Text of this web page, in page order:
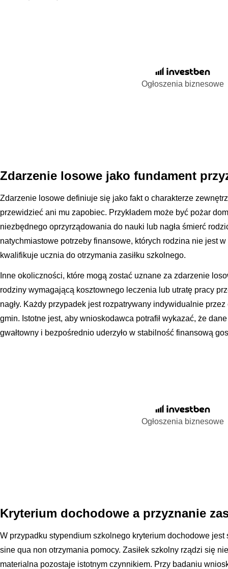
Ogłoszenia biznesowe
Zdarzenie losowe jako fundament
Zdarzenie losowe definiuje się jako fakt o charakterze
przewidzieć ani mu zapobiec. Przykładem może być pożar
niezbędnego oprzyrządowania do nauki lub nagła śmierć
natychmiastowe potrzeby finansowe, których rodzina nie jest
kwalifikuje ucznia do otrzymania zasiłku szkolnego.
Inne okoliczności, które mogą zostać uznane za zdarzenie
rodziny wymagającą kosztownego leczenia lub utratę pracy
nagły. Każdy przypadek jest rozpatrywany indywidualnie
gmin. Istotne jest, aby wnioskodawca potrafił wykazać, że
gwałtowny i bezpośrednio uderzyło w stabilność finansową
Ogłoszenia biznesowe
Kryterium dochodowe a przyznanie
W przypadku stypendium szkolnego kryterium dochodowe
sine qua non otrzymania pomocy. Zasiłek szkolny rządzi się
materialna pozostaje istotnym czynnikiem. Przy badaniu